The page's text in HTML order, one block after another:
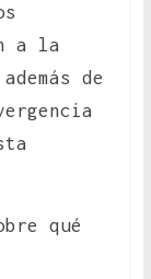
a la
de
qué